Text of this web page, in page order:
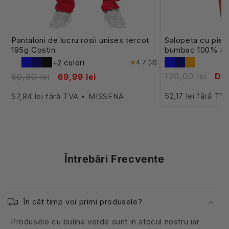
Pantaloni de lucru rosii unisex tercot
195g Costin
+2 culori
4.7 (3)
80,90 lei 69,99 lei
57,84 lei fără TVA • MISSENA
Salopeta cu
bumbac 100%
120,00 lei
52,17 lei fără
Întrebări Frecvente
În cât timp voi primi produsele?
Produsele cu bulina verde sunt in stocul nostru iar